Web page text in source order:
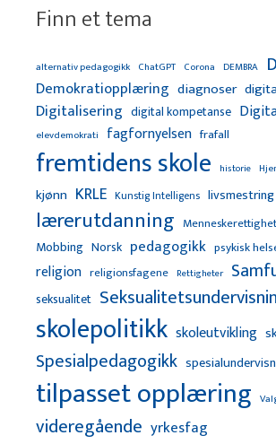
Finn et tema
alternativ pedagogikk ChatGPT Corona DEMBRA
Demokratiopplæring diagnoser
Digitalisering digital kompetanse
elevdemokrati fagfornyelsen frafall
fremtidens skole historie
kjønn KRLE Kunstig Intelligens livsmestring
lærerutdanning
Mobbing Norsk pedagogikk psykisk
religion religionsfagene Rettigheter
seksualitet
skolepolitikk skoleutvikling
Spesialpedagogikk
tilpasset opplæring
videregående yrkesfag